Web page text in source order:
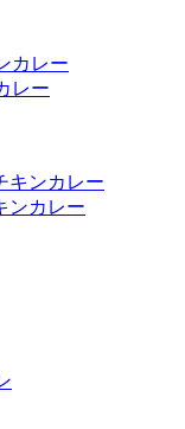
レー
ンカレー